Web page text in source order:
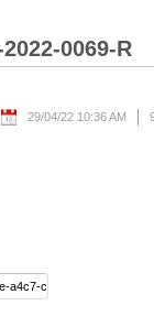
0069-R
29/04/22 10:36 AM